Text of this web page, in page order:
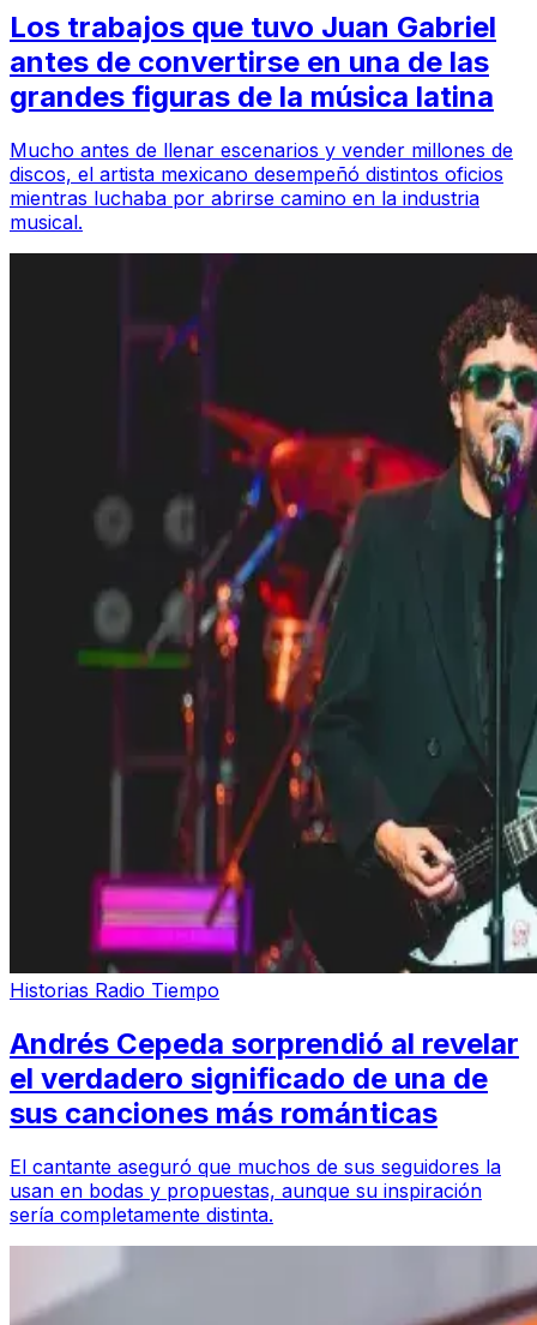
Los trabajos que tuvo Juan Gabriel
antes de convertirse en una de las
grandes figuras de la música latina
Mucho antes de llenar escenarios y vender millones de
discos, el artista mexicano desempeñó distintos oficios
mientras luchaba por abrirse camino en la industria
musical.
Historias Radio Tiempo
Andrés Cepeda sorprendió al revelar
el verdadero significado de una de
sus canciones más románticas
El cantante aseguró que muchos de sus seguidores la
usan en bodas y propuestas, aunque su inspiración
sería completamente distinta.